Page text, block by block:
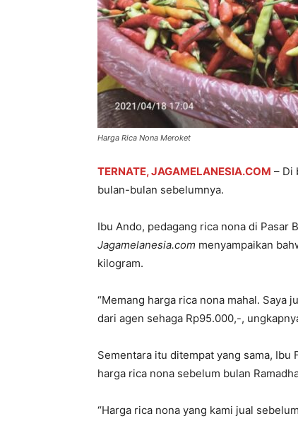
Harga Rica Nona Meroket
TERNATE, JAGAMELANESIA.COM – Di
bulan-bulan sebelumnya.
Ibu Ando, pedagang rica nona di Pasar
Jagamelanesia.com menyampaikan
kilogram.
“Memang harga rica nona mahal. Saya
dari agen sehaga Rp95.000,-,
Sementara itu ditempat yang sama, Ibu
harga rica nona sebelum bulan
“Harga rica nona yang kami jual